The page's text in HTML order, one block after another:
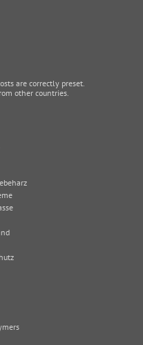
are correctly preset.
other countries.